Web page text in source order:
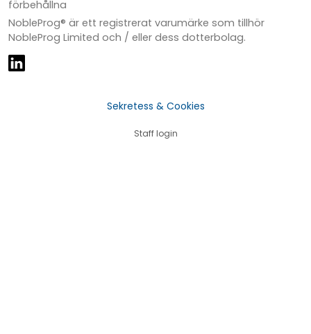
förbehållna
NobleProg® är ett registrerat varumärke som tillhör
NobleProg Limited och / eller dess dotterbolag.
Sekretess & Cookies
Staff login